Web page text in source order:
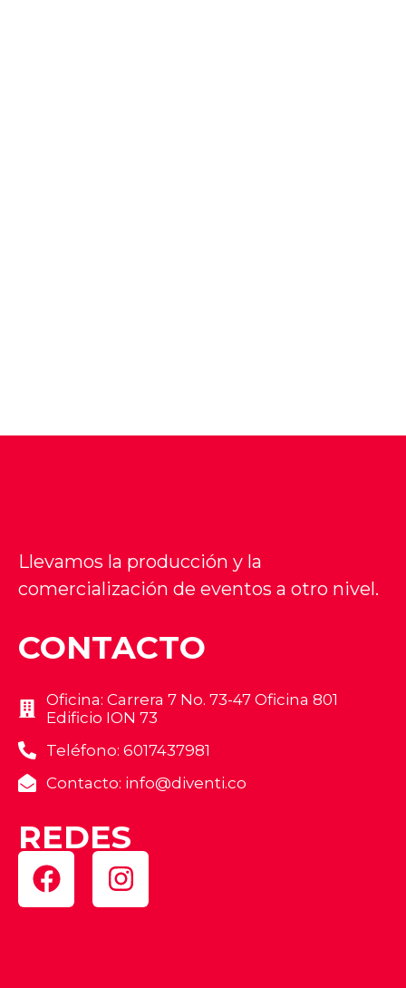
Llevamos la producción y la
comercialización de eventos a otro nivel.
CONTACTO
Oficina: Carrera 7 No. 73-47 Oficina 801
Edificio ION 73
Teléfono: 6017437981
Contacto: info@diventi.co
REDES